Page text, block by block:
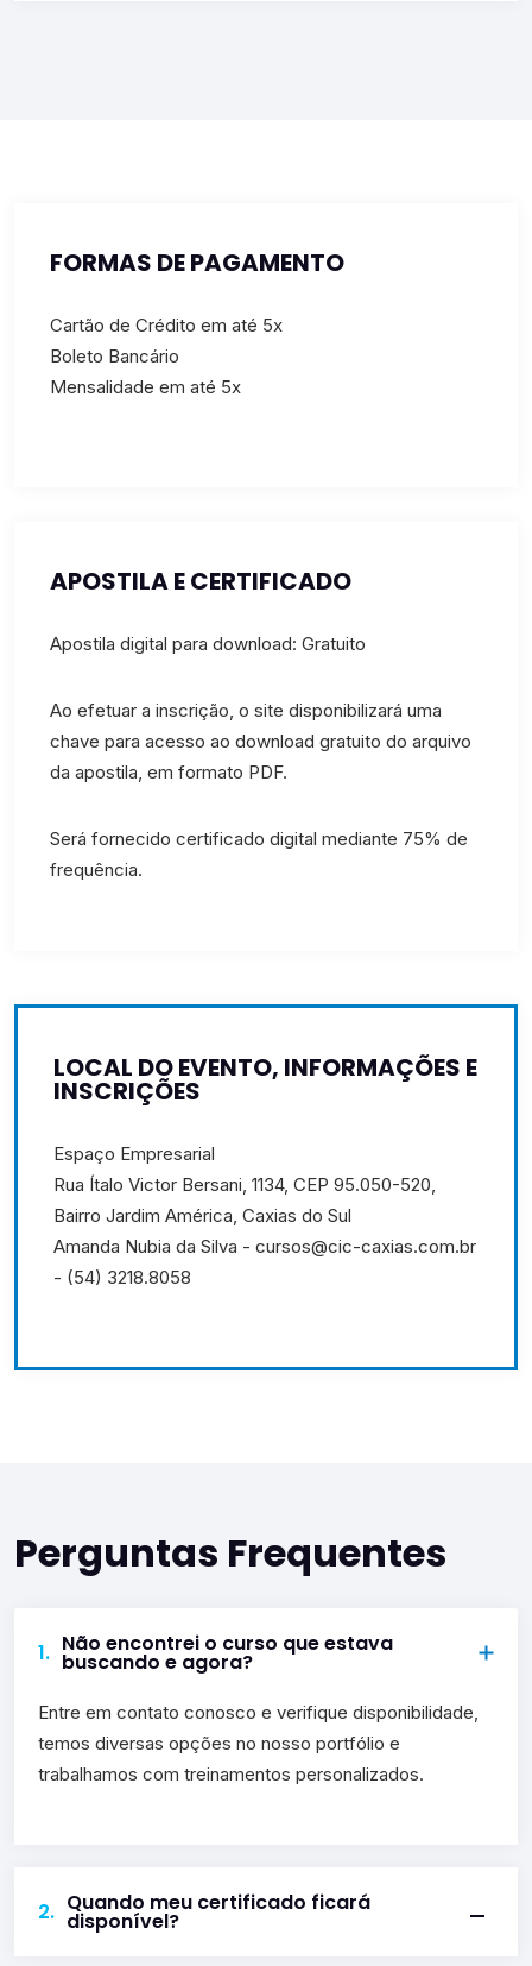
FORMAS DE PAGAMENTO
Cartão de Crédito em até 5x
Boleto Bancário
Mensalidade em até 5x
APOSTILA E CERTIFICADO
Apostila digital para download: Gratuito
Ao efetuar a inscrição, o site disponibilizará uma
chave para acesso ao download gratuito do arquivo
da apostila, em formato PDF.
Será fornecido certificado digital mediante 75% de
frequência.
LOCAL DO EVENTO, INFORMAÇÕES E
INSCRIÇÕES
Espaço Empresarial
Rua Ítalo Victor Bersani, 1134, CEP 95.050-520,
Bairro Jardim América, Caxias do Sul
Amanda Nubia da Silva - cursos@cic-caxias.com.br
- (54) 3218.8058
Perguntas Frequentes
1. Não encontrei o curso que estava
buscando e agora?
Entre em contato conosco e verifique disponibilidade,
temos diversas opções no nosso portfólio e
trabalhamos com treinamentos personalizados.
2. Quando meu certificado ficará
disponível?